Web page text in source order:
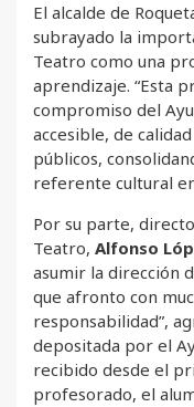
El alcalde de
subrayado la
Teatro como una
aprendizaje. “Esta
compromiso del
accesible, de
públicos,
referente cultural
Por su parte,
Teatro, Alfonso
asumir la dirección
que afronto con
responsabilidad”,
depositada por el
recibido desde el
profesorado, el